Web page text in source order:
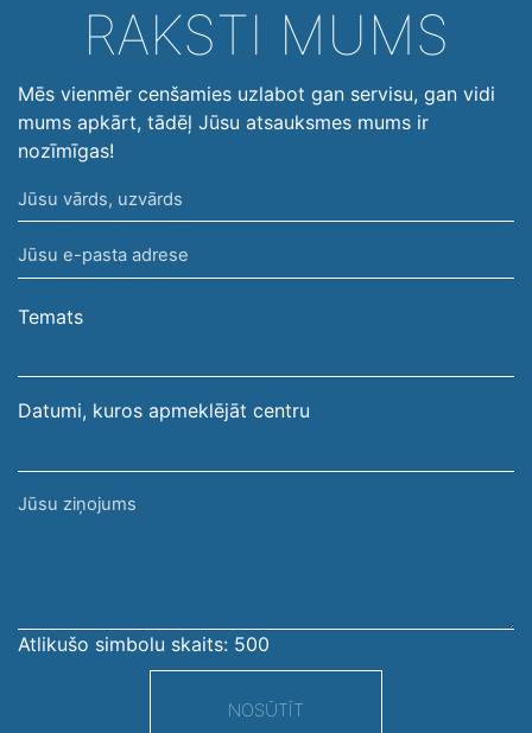
RAKSTI MUMS
Mēs vienmēr cenšamies uzlabot gan servisu, gan vidi
mums apkārt, tādēļ Jūsu atsauksmes mums ir
nozīmīgas!
Jūsu
vārds,
uzvārds
Jūsu
e-
pasta
Temats
Datumi, kuros apmeklējāt centru
Jūsu
Atlikušo simbolu skaits: 500
NOSŪTĪT